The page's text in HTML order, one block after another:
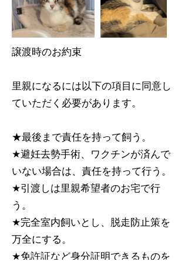
譲渡時のお約束
里親になるには以下の項目に同意し
ていただく必要があります。
★最後まで責任を持って飼う。
★避妊去勢手術、ワクチンが済んで
いない場合は、責任を持って行う。
★引渡しは里親希望者のお宅で行
う。
★完全室内飼いとし、脱走防止策を
万全にする。
★免許証など身分証明できるものを